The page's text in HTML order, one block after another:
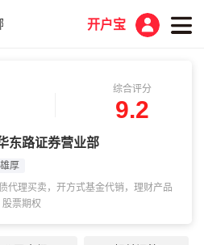
克苏新华东路证券营业部
开户宝
综合评分
9.2
东路证券营业部
厚
票期权